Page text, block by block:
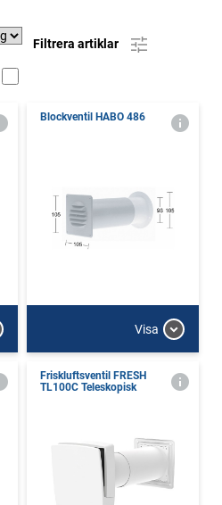
Filtrera artiklar
Blockventil HABO 486
Visa
Friskluftsventil FRESH
TL100C Teleskopisk